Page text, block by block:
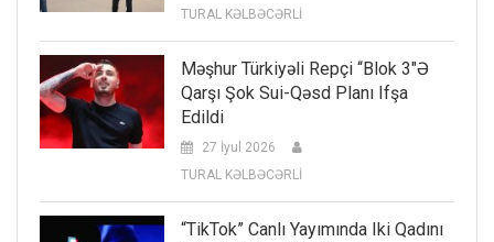
TURAL KƏLBƏCƏRLİ
Məşhur Türkiyəli Repçi “Blok 3″ə
Qarşı Şok Sui-Qəsd Planı Ifşa
Edildi
27 İyul 2026
TURAL KƏLBƏCƏRLİ
“TikTok” Canlı Yayımında Iki Qadını